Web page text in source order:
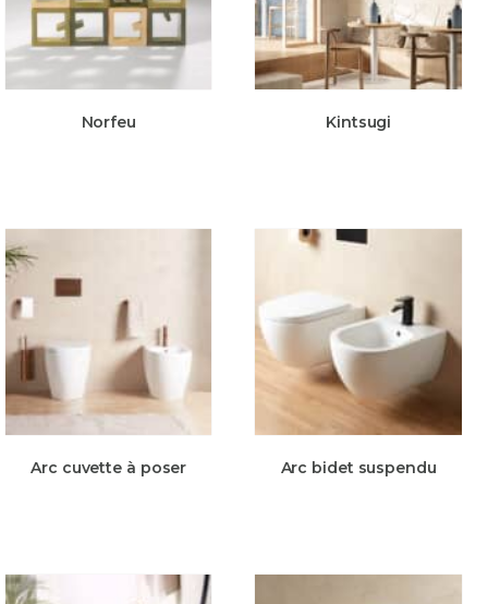
Norfeu Kintsugi
Arc cuvette à poser Arc bidet suspendu